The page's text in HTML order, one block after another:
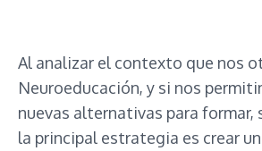
Al analizar el contexto que nos
Neuroeducación, y si nos
nuevas alternativas para formar,
la principal estrategia es crear